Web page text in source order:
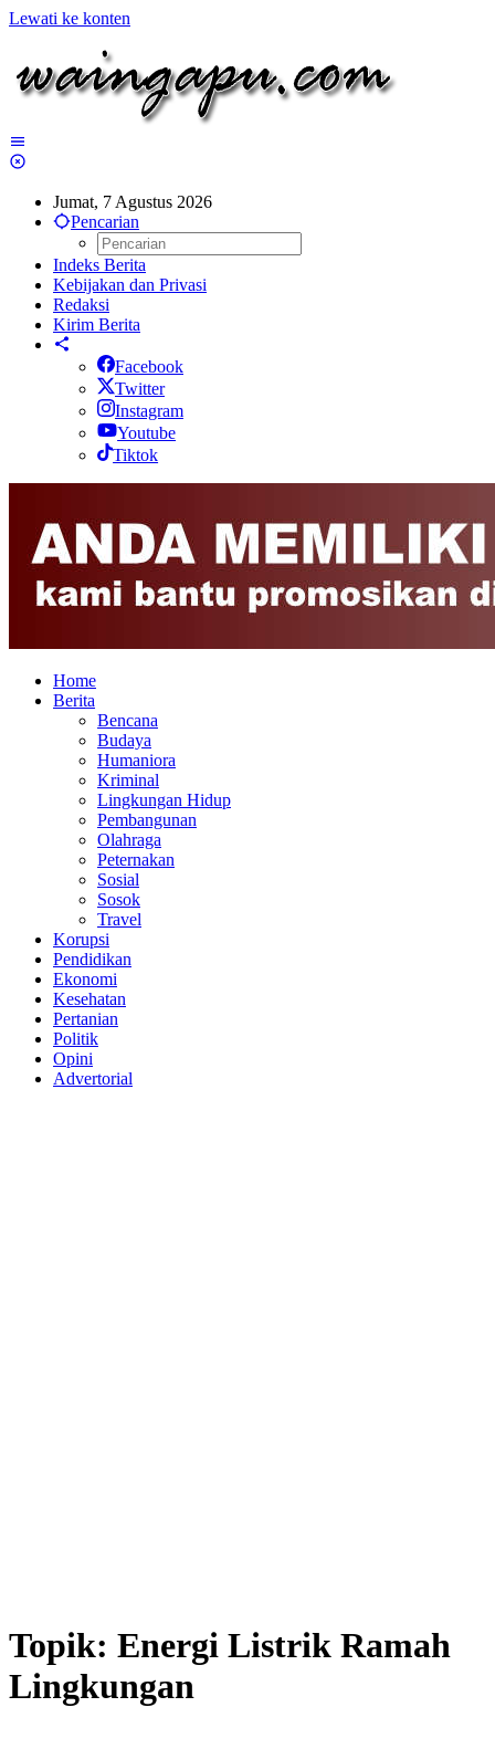
Lewati ke konten
Jumat, 7 Agustus 2026
Pencarian
Indeks Berita
Kebijakan dan Privasi
Redaksi
Kirim Berita
Facebook
Twitter
Instagram
Youtube
Tiktok
Home
Berita
Bencana
Budaya
Humaniora
Kriminal
Lingkungan Hidup
Pembangunan
Olahraga
Peternakan
Sosial
Sosok
Travel
Korupsi
Pendidikan
Ekonomi
Kesehatan
Pertanian
Politik
Opini
Advertorial
Topik: Energi Listrik Ramah
Lingkungan